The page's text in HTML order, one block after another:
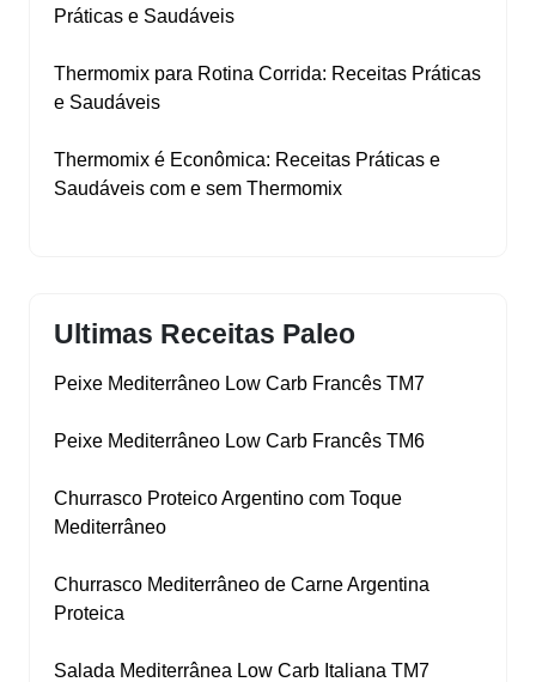
Práticas e Saudáveis
Thermomix para Rotina Corrida: Receitas Práticas
e Saudáveis
Thermomix é Econômica: Receitas Práticas e
Saudáveis com e sem Thermomix
Ultimas Receitas Paleo
Peixe Mediterrâneo Low Carb Francês TM7
Peixe Mediterrâneo Low Carb Francês TM6
Churrasco Proteico Argentino com Toque
Mediterrâneo
Churrasco Mediterrâneo de Carne Argentina
Proteica
Salada Mediterrânea Low Carb Italiana TM7